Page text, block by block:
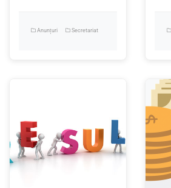
Anunțuri Secretariat